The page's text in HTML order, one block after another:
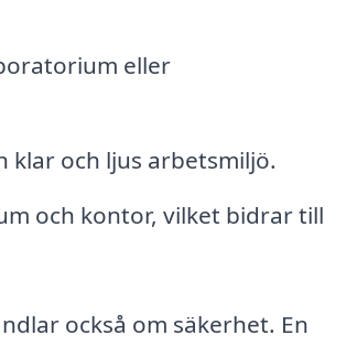
eller
klar och ljus arbetsmiljö.
och kontor, vilket bidrar till
också om säkerhet. En